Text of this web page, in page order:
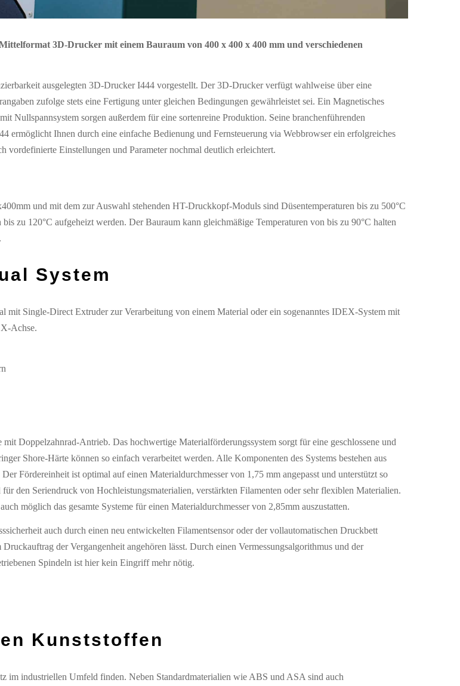
3D-Drucker mit einem Bauraum von 400 x 400 x 400 mm und verschiedenen
ausgelegten 3D-Drucker I444 vorgestellt. Der 3D-Drucker verfügt wahlweise über eine
zufolge stets eine Fertigung unter gleichen Bedingungen gewährleistet sei. Ein Magnetisches
Nullspannsystem sorgen außerdem für eine sortenreine Produktion. Seine branchenführenden
ermöglicht Ihnen durch eine einfache Bedienung und Fernsteuerung via Webbrowser ein erfolgreiches
Einstellungen und Parameter nochmal deutlich erleichtert.
und mit dem zur Auswahl stehenden HT-Druckkopf-Moduls sind Düsentemperaturen bis zu 500°C
zu 120°C aufgeheizt werden. Der Bauraum kann gleichmäßige Temperaturen von bis zu 90°C halten
System
Single-Direct Extruder zur Verarbeitung von einem Material oder ein sogenanntes IDEX-System mit
Achse.
Doppelzahnrad-Antrieb. Das hochwertige Materialförderungssystem sorgt für eine geschlossene und
Shore-Härte können so einfach verarbeitet werden. Alle Komponenten des Systems bestehen aus
Fördereinheit ist optimal auf einen Materialdurchmesser von 1,75 mm angepasst und unterstützt so
den Seriendruck von Hochleistungsmaterialien, verstärkten Filamenten oder sehr flexiblen Materialien.
möglich das gesamte Systeme für einen Materialdurchmesser von 2,85mm auszustatten.
auch durch einen neu entwickelten Filamentsensor oder der vollautomatischen Druckbett
der Vergangenheit angehören lässt. Durch einen Vermessungsalgorithmus und der
Spindeln ist hier kein Eingriff mehr nötig.
Kunststoffen
im industriellen Umfeld finden. Neben Standardmaterialien wie ABS und ASA sind auch